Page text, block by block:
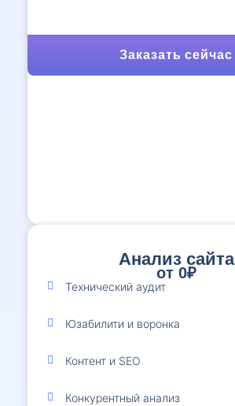
Заказать сейчас
Анализ сайта
от 0₽
1
Технический аудит
Юзабилити и воронка
Контент и SEO
Конкурентный анализ